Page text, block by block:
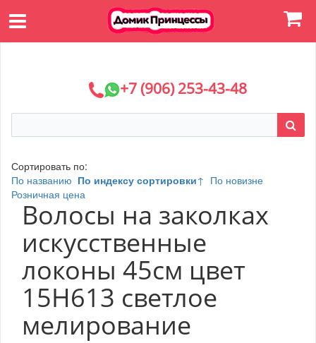
+7 (906) 253-43-48
Сортировать по:
По названию По индексу сортировки↑ По новизне
Розничная цена
Волосы на заколках
искусственные
локоны 45см цвет
15H613 светлое
мелирование